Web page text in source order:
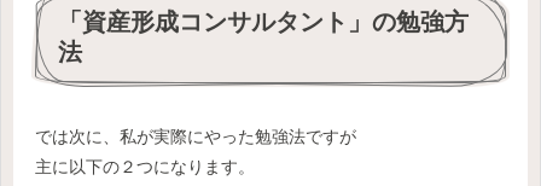
「資産形成コンサルタント」の勉強方
法
では次に、私が実際にやった勉強法ですが
主に以下の２つになります。